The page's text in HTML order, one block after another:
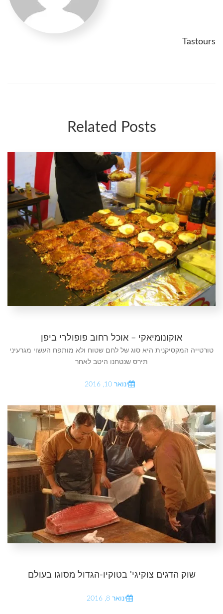
Tastours
Related Posts
אוקונומיאקי – אוכל רחוב פופולרי ביפן
טורטייה המקסיקנית היא סוג של לחם שטוח ולא מותפח העשוי מגרעיני
תירס שנטחנו היטב לאחר
ינואר 10, 2016
שוק הדגים צוקיגי' בטוקיו-הגדול מסוגו בעולם
ינואר 8, 2016